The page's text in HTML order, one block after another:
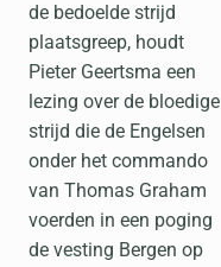
de bedoelde strijd
plaatsgreep, houdt
Pieter Geertsma een
lezing over de bloedige
strijd die de Engelsen
onder het commando
van Thomas Graham
voerden in een poging
de vesting Bergen op